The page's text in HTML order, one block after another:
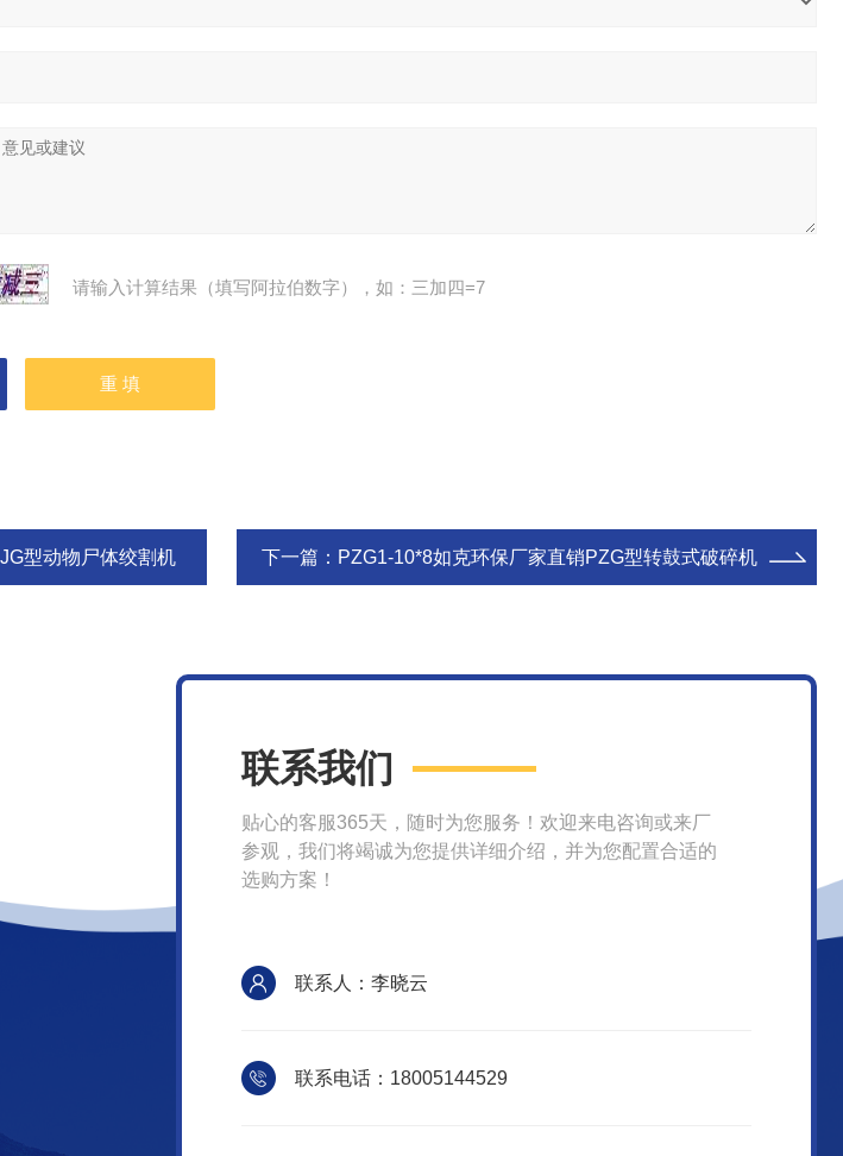
请输入计算结果（填写阿拉伯数字），如：三加四=7
型动物尸体绞割机 下一篇： PZG1-10*8如克环保厂家直销PZG型转鼓式破碎机
联系我们
贴心的客服365天，随时为您服务！欢迎来电咨询或来厂
参观，我们将竭诚为您提供详细介绍，并为您配置合适的
选购方案！
联系人：李晓云
联系电话：18005144529